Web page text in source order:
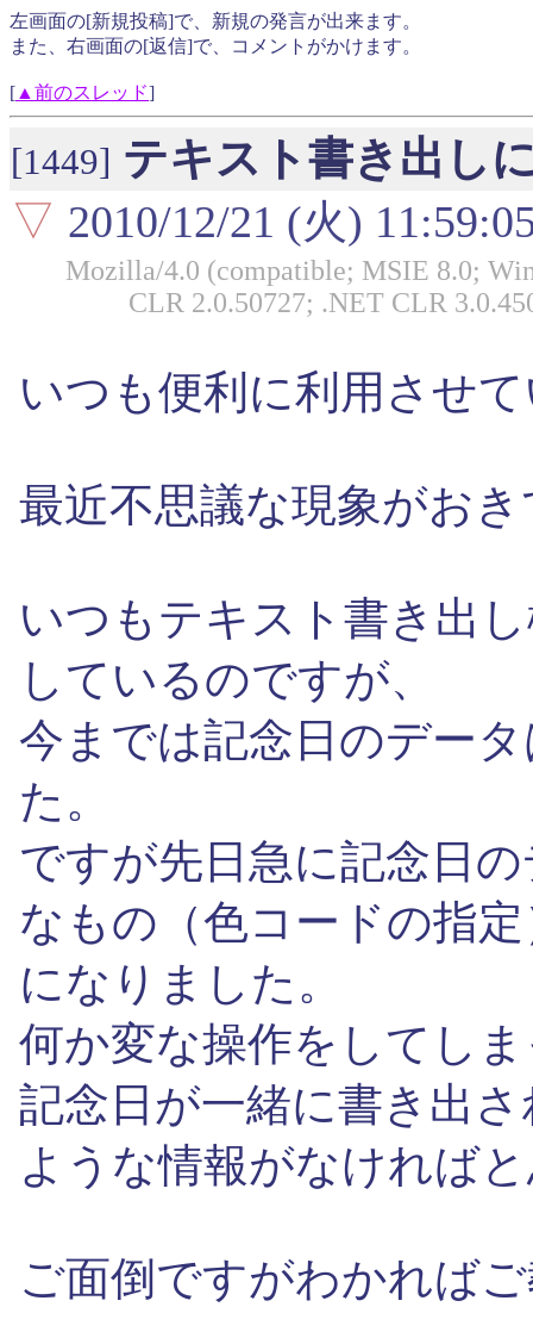
左画面の[新規投稿]で、新規の発言が出来ます。
また、右画面の[返信]で、コメントがかけます。
[ ▲前のスレッド]
[1449] テキスト書き出し
▽ 2010/12/21 (火)
Mozilla/4.0 (compatible; MSIE 8.0;
CLR 2.0.50727; .NET CLR
いつも便利に利用させ
最近不思議な現象がお
いつもテキスト書き出
しているのですが、
今までは記念日のデー
た。
ですが先日急に記念日
なもの（色コードの指
になりました。
何か変な操作をしてし
記念日が一緒に書き出
ような情報がなければ
ご面倒ですがわかれば